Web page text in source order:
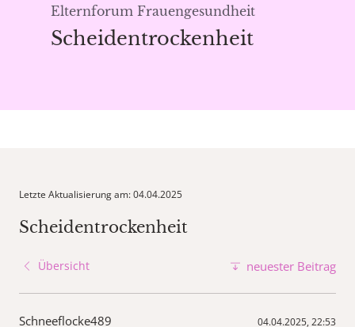
Elternforum Frauengesundheit
Scheidentrockenheit
Letzte Aktualisierung am: 04.04.2025
Scheidentrockenheit
Übersicht neuester Beitrag
Schneeflocke489 04.04.2025, 22:53